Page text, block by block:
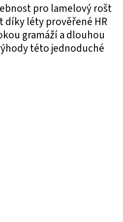
pro lamelový rošt
díky léty prověřené HR
gramáží a dlouhou
této jednoduché